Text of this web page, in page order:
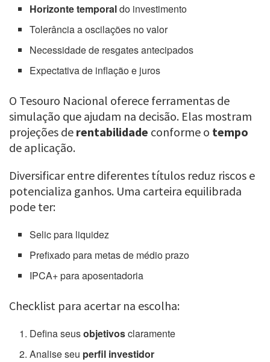
Horizonte temporaldo investimento
Tolerância a oscilações no valor
Necessidade de resgates antecipados
Expectativa de inflação e juros
O Tesouro Nacional oferece ferramentas de
simulação que ajudam na decisão. Elas mostram
projeções de rentabilidade conforme o tempo
de aplicação.
Diversificar entre diferentes títulos reduz riscos e
potencializa ganhos. Uma carteira equilibrada
pode ter:
Selic para liquidez
Prefixado para metas de médio prazo
IPCA+ para aposentadoria
Checklist para acertar na escolha:
Defina seusobjetivosclaramente
Analise seu perfil investidor